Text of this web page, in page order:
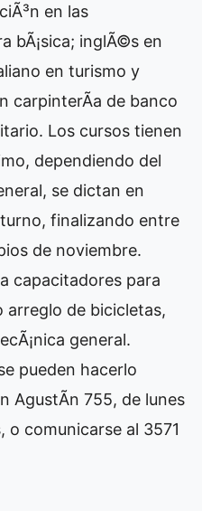
en las
bÃ¡sica; inglÃ©s en
en turismo y
carpinterÃ­a de banco
Los cursos tienen
dependiendo del
se dictan en
finalizando entre
de noviembre.
capacitadores para
arreglo de bicicletas,
general.
pueden hacerlo
AgustÃ­n 755, de lunes
o comunicarse al 3571